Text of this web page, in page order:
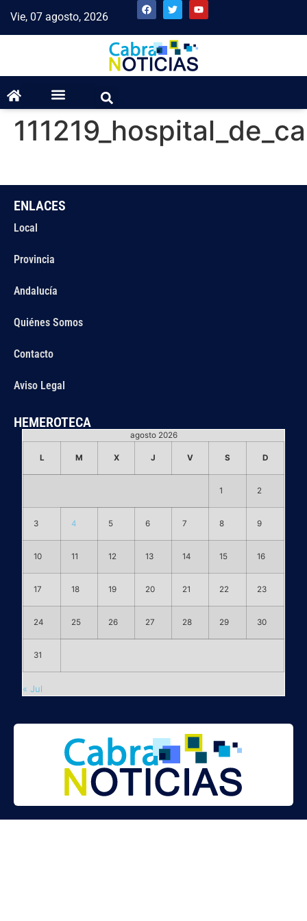
Vie, 07 agosto, 2026
ENLACES
Local
Provincia
Andalucía
Quiénes Somos
Contacto
Aviso Legal
HEMEROTECA
agosto 2026
L M X J V S D
1 2
3 4 5 6 7 8 9
10 11 12 13 14 15 16
17 18 19 20 21 22 23
24 25 26 27 28 29 30
31
« Jul